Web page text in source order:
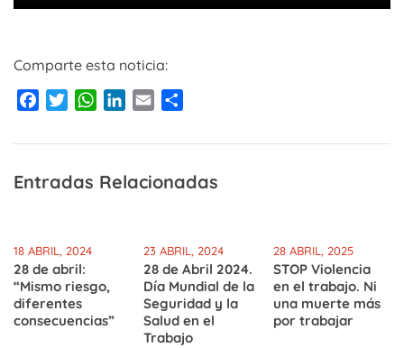
Comparte esta noticia:
Facebook
TwitterWhatsApp
LinkedIn
Email
Entradas Relacionadas
18 ABRIL, 2024
28 de abril:
“Mismo riesgo,
diferentes
consecuencias”
23 ABRIL, 2024
28 de Abril 2024.
Día Mundial de la
Seguridad y la
Salud en el
Trabajo
28 ABRIL, 2025
STOP Violencia
en el trabajo. Ni
una muerte más
por trabajar